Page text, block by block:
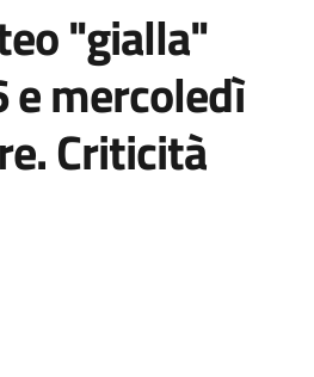
"gialla"
mercoledì
Criticità